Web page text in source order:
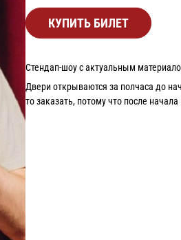
КУПИТЬ БИЛЕТ
Стендап-шоу с актуальным
Двери открываются за полчаса до
то заказать, потому что после